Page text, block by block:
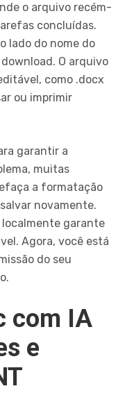
o arquivo recém-
concluídas.
lado do nome do
O arquivo
como .docx
ou imprimir
garantir a
muitas
a formatação
novamente.
garante
Agora, você está
do seu
com IA
e